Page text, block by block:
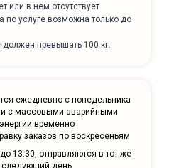
или в нем отсутствует
по услуге возможна только до
превышать 100 кг.
ежедневно с понедельника
с массовыми аварийными
временно
заказов по воскресеньям
13:30, отправляются в тот же
следующий день